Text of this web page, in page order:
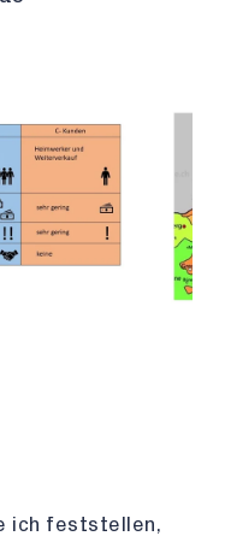
ich feststellen,